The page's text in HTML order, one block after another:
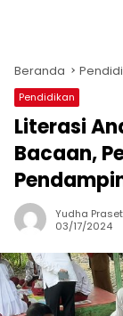
Beranda
Pendidikan
Literasi
Bacaan,
Yudha
03/17/2024